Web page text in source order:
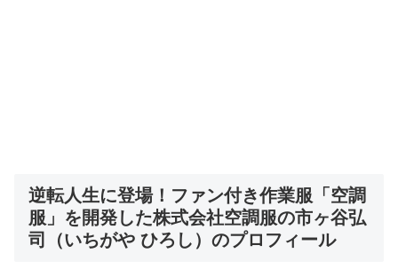
逆転人生に登場！ ファン付き作業服「空調
服」を開発した株式会社空調服の市ヶ谷弘
司（いちがや ひろし） のプロフィール